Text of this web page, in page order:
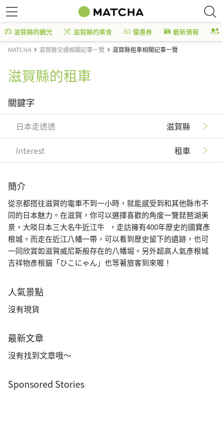
滋賀縣的觀光 滋賀縣的美食 優惠券 最新情報
MATCHA 滋賀縣交通相關記事一覽 滋賀縣租車相關記事一覽
滋賀縣的租車
關鍵字
日本走透透 滋賀縣
Interest 租車
簡介
從京都搭往滋賀的電車不到一小時，就能感受到和其他縣市不
同的日本魅力。在滋賀，你可以選擇喜歡的角度一覽琵琶湖美
景，大啖日本三大名牛近江牛 ，走訪擁有400年歷史的國寶彥
根城。而走在近江八幡一帶，可以看到歷史留下的遺跡，也可
一同欣賞如滋賀威尼斯般存在的八幡堀。另外超高人氣彥根城
吉祥物彥根貓「ひこにゃん」也等著旅客到來喔！
人氣景點
沒有現貨
最新文章
沒有找到文章哦～
Sponsored Stories